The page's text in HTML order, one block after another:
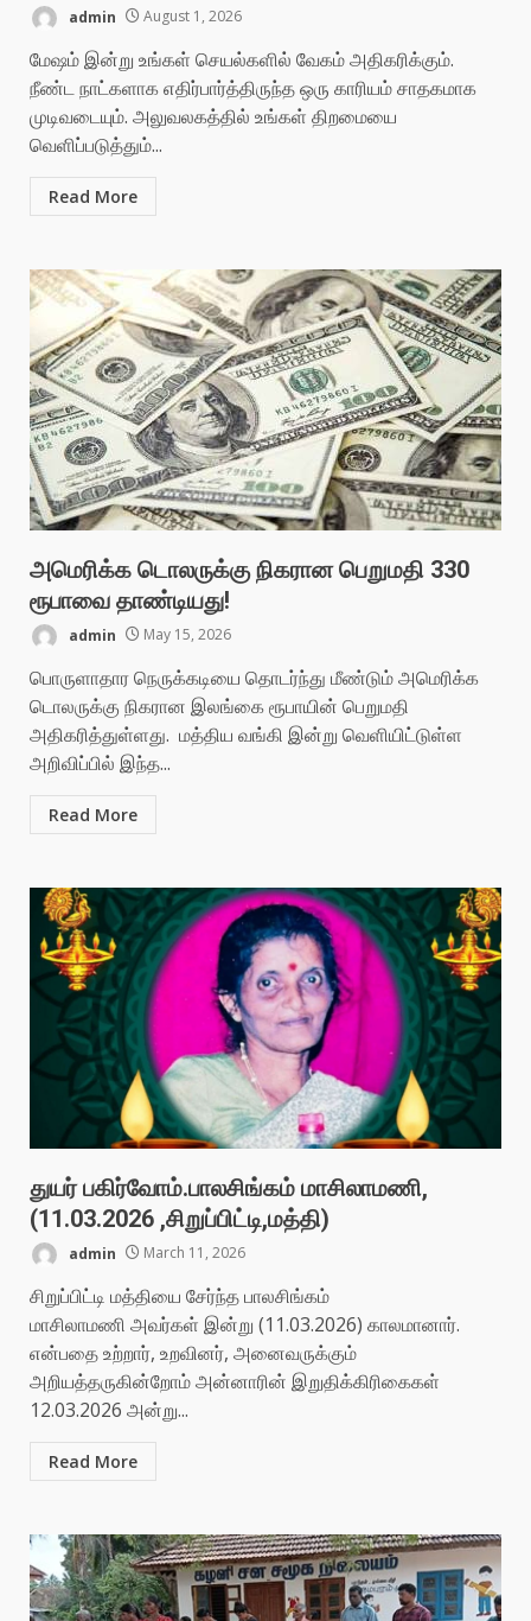
admin August 1, 2026
மேஷம் இன்று உங்கள் செயல்களில் வேகம் அதிகரிக்கும்.
நீண்ட நாட்களாக எதிர்பார்த்திருந்த ஒரு காரியம் சாதகமாக
முடிவடையும். அலுவலகத்தில் உங்கள் திறமையை
வெளிப்படுத்தும்...
Read More
அமெரிக்க டொலருக்கு நிகரான பெறுமதி 330
ரூபாவை தாண்டியது!
admin May 15, 2026
பொருளாதார நெருக்கடியை தொடர்ந்து மீண்டும் அமெரிக்க
டொலருக்கு நிகரான இலங்கை ரூபாயின் பெறுமதி
அதிகரித்துள்ளது. மத்திய வங்கி இன்று வெளியிட்டுள்ள
அறிவிப்பில் இந்த...
Read More
துயர் பகிர்வோம்.பாலசிங்கம் மாசிலாமணி,
(11.03.2026 ,சிறுப்பிட்டி,மத்தி)
admin March 11, 2026
சிறுப்பிட்டி மத்தியை சேர்ந்த பாலசிங்கம்
மாசிலாமணி அவர்கள் இன்று (11.03.2026) காலமானார்.
என்பதை உற்றார், உறவினர், அனைவருக்கும்
அறியத்தருகின்றோம் அன்னாரின் இறுதிக்கிரிகைகள்
12.03.2026 அன்று...
Read More